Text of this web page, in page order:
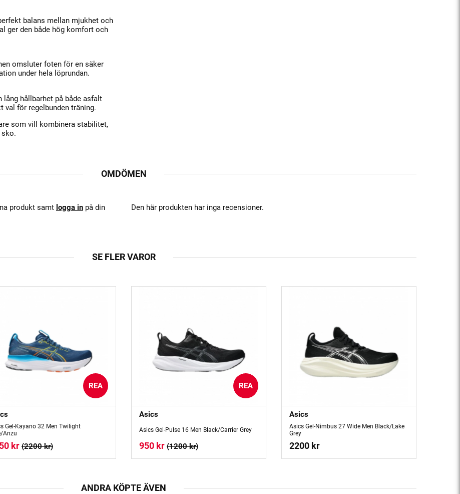
balans mellan mjukhet och
ger den både hög komfort och
omsluter foten för en säker
under hela löprundan.
hållbarhet på både asfalt
val för regelbunden träning.
som vill kombinera stabilitet,
OMDÖMEN
produkt samt logga in på din
Den här produkten har inga recensioner.
SE FLER VAROR
REA
Gel-Kayano 32 Men Twilight
Anzu
kr (2200 kr)
REA
Asics
Asics Gel-Pulse 16 Men Black/Carrier Grey
950 kr (1200 kr)
Asics
Asics Gel-Nimbus 27 Wide Men Black/Lake
Grey
2200 kr
ANDRA KÖPTE ÄVEN